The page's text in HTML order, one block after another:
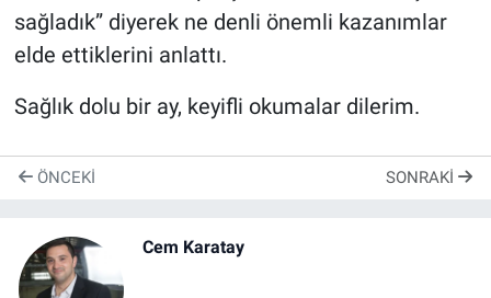
sağladık” diyerek ne denli önemli kazanımlar
elde ettiklerini anlattı.
Sağlık dolu bir ay, keyifli okumalar dilerim.
ÖNCEKI SONRAKI
Cem Karatay